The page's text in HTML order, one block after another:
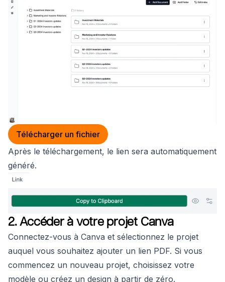
Télécharger un fichier
Après le téléchargement, le lien sera automatiquement
généré.
2. Accéder à votre projet Canva
Connectez-vous à Canva et sélectionnez le projet
auquel vous souhaitez ajouter un lien PDF. Si vous
commencez un nouveau projet, choisissez votre
modèle ou créez un design à partir de zéro.